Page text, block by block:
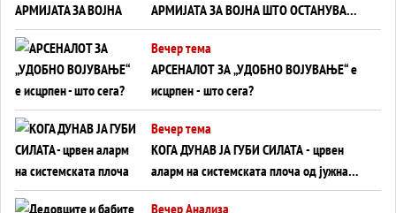
АРМИЈАТА ЗА ВОЈНА ШТО ОСТАНУВА
БЕЗ ФРОНТ
Вечер тема
АРСЕНАЛОТ ЗА „УДОБНО ВОЈУВАЊЕ“ е
исцрпен - што сега?
Вечер тема
КОГА ДУНАВ ЈА ГУБИ СИЛАТА - црвен
аларм на системската плоча од јужна
Германија до Црното Море...
Вечер Анализа